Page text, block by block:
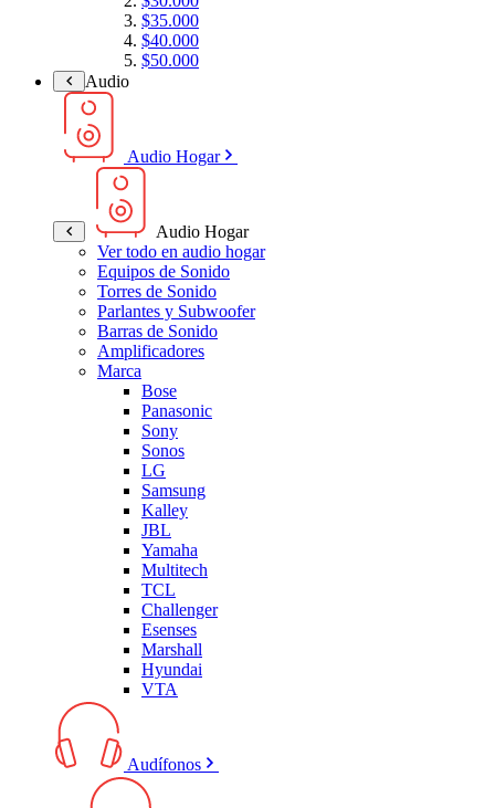
$35.000
$40.000
$50.000
Audio
Audio Hogar
Audio Hogar
Ver todo en audio hogar
Equipos de Sonido
Torres de Sonido
Parlantes y Subwoofer
Barras de Sonido
Amplificadores
Marca
Bose
Panasonic
Sony
Sonos
LG
Samsung
Kalley
JBL
Yamaha
Multitech
TCL
Challenger
Esenses
Marshall
Hyundai
VTA
Audífonos